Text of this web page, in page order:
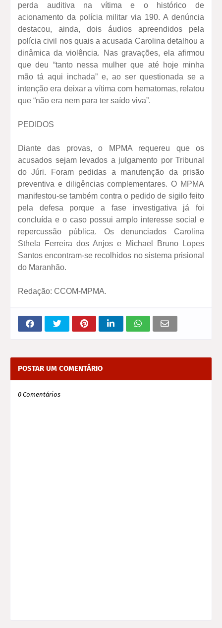
perda auditiva na vítima e o histórico de
acionamento da polícia militar via 190. A denúncia
destacou, ainda, dois áudios apreendidos pela
polícia civil nos quais a acusada Carolina detalhou a
dinâmica da violência. Nas gravações, ela afirmou
que deu “tanto nessa mulher que até hoje minha
mão tá aqui inchada” e, ao ser questionada se a
intenção era deixar a vítima com hematomas, relatou
que “não era nem para ter saído viva”.
PEDIDOS
Diante das provas, o MPMA requereu que os
acusados sejam levados a julgamento por Tribunal
do Júri. Foram pedidas a manutenção da prisão
preventiva e diligências complementares. O MPMA
manifestou-se também contra o pedido de sigilo feito
pela defesa porque a fase investigativa já foi
concluída e o caso possui amplo interesse social e
repercussão pública. Os denunciados Carolina
Sthela Ferreira dos Anjos e Michael Bruno Lopes
Santos encontram-se recolhidos no sistema prisional
do Maranhão.
Redação: CCOM-MPMA.
POSTAR UM COMENTÁRIO
0 Comentários